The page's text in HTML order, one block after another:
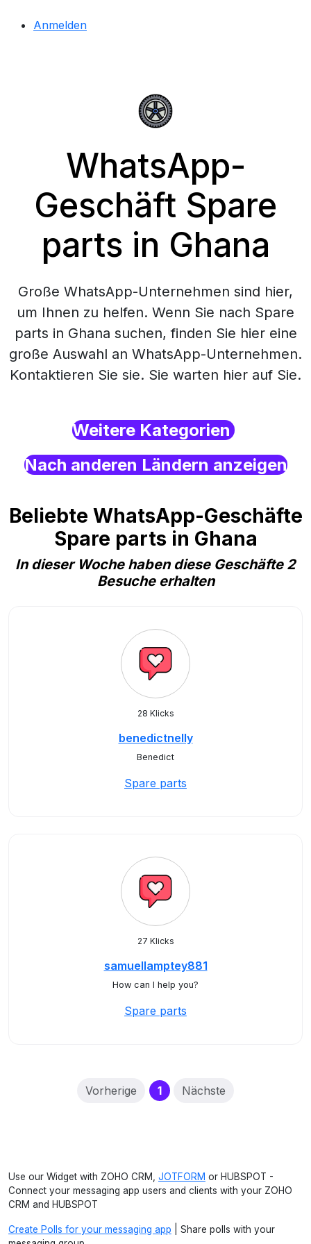
Anmelden
WhatsApp-
Geschäft Spare
parts in Ghana
Große WhatsApp-Unternehmen sind hier,
um Ihnen zu helfen. Wenn Sie nach Spare
parts in Ghana suchen, finden Sie hier eine
große Auswahl an WhatsApp-Unternehmen.
Kontaktieren Sie sie. Sie warten hier auf Sie.
Weitere Kategorien
Nach anderen Ländern anzeigen
Beliebte WhatsApp-Geschäfte
Spare parts in Ghana
In dieser Woche haben diese Geschäfte 2
Besuche erhalten
28 Klicks
benedictnelly
Benedict
Spare parts
27 Klicks
samuellamptey881
How can I help you?
Spare parts
Vorherige 1(current)
Nächste
Use our Widget with ZOHO CRM, JOTFORM or HUBSPOT -
Connect your messaging app users and clients with your ZOHO
CRM and HUBSPOT
Create Polls for your messaging app | Share polls with your